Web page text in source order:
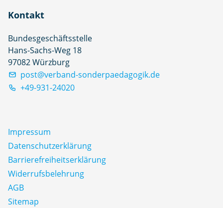
Kontakt
Bundesgeschäftsstelle
Hans-Sachs-Weg 18
97082 Würzburg
post@verband-sonderpaedagogik.de
+49-931-24020
Impressum
Datenschutz­erklärung
Barrierefreiheitserklärung
Widerrufsbelehrung
AGB
Sitemap